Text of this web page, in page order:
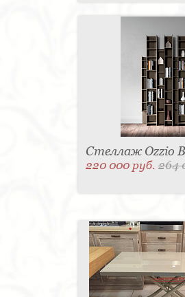
Стеллаж Ozzio
220 000 руб.264